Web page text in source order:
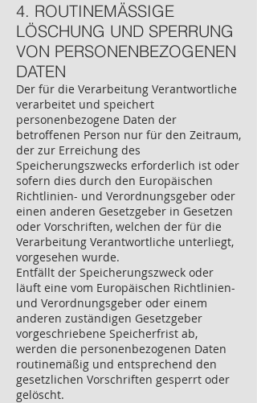
4. ROUTINEMÄSSIGE
LÖSCHUNG UND SPERRUNG
VON PERSONENBEZOGENEN
DATEN
Der für die Verarbeitung Verantwortliche
verarbeitet und speichert
personenbezogene Daten der
betroffenen Person nur für den Zeitraum,
der zur Erreichung des
Speicherungszwecks erforderlich ist oder
sofern dies durch den Europäischen
Richtlinien- und Verordnungsgeber oder
einen anderen Gesetzgeber in Gesetzen
oder Vorschriften, welchen der für die
Verarbeitung Verantwortliche unterliegt,
vorgesehen wurde.
Entfällt der Speicherungszweck oder
läuft eine vom Europäischen Richtlinien-
und Verordnungsgeber oder einem
anderen zuständigen Gesetzgeber
vorgeschriebene Speicherfrist ab,
werden die personenbezogenen Daten
routinemäßig und entsprechend den
gesetzlichen Vorschriften gesperrt oder
gelöscht.